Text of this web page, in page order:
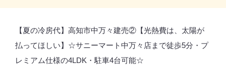
【夏の冷房代】高知市中万々建売②【光熱費は、太陽が
払ってほしい】☆サニーマート中万々店まで徒歩5分・プ
レミアム仕様の4LDK・駐車4台可能☆